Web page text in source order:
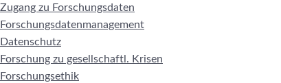
Zugang zu Forschungsdaten
Forschungsdatenmanagement
Datenschutz
Forschung zu gesellschaftl. Krisen
Forschungsethik